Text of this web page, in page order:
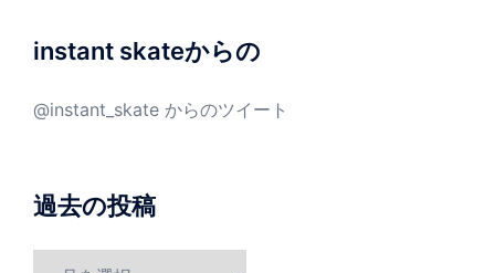
instant skateからの
@instant_skate からのツイート
過去の投稿